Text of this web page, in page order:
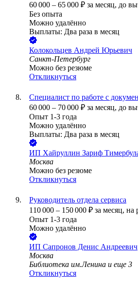
60 000 – 65 000 ₽ за месяц, до
Без опыта
Можно удалённо
Выплаты: Два раза в месяц
Колокольцев Андрей Юрьевич
Санкт-Петербург
Можно без резюме
Откликнуться
Специалист по работе с
60 000 – 70 000 ₽ за месяц, до
Опыт 1-3 года
Можно удалённо
Выплаты: Два раза в месяц
ИП Хайруллин Зариф
Москва
Можно без резюме
Откликнуться
Руководитель отдела сервиса
110 000 – 150 000 ₽ за месяц, на
Опыт 1-3 года
Можно удалённо
ИП Сапронов Денис Андреевич
Москва
Библиотека им.Ленина и еще 3
Откликнуться